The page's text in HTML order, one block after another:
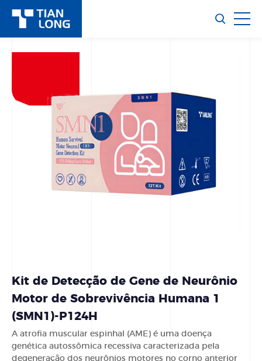
Kit de Detecção de Gene de Neurônio
Motor de Sobrevivência Humana 1
(SMN1)-P124H
A atrofia muscular espinhal (AME) é uma doença
genética autossômica recessiva caracterizada pela
degeneração dos neurônios motores no corno anterior